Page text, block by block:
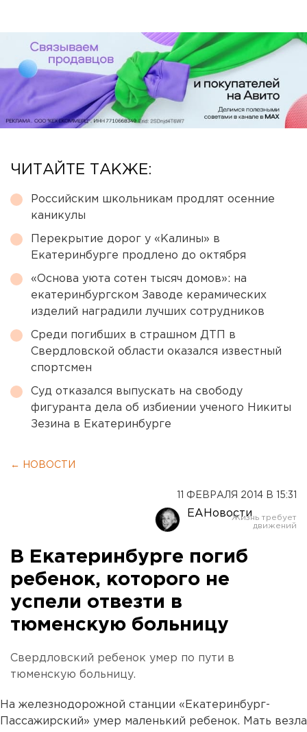
ЧИТАЙТЕ ТАКЖЕ:
Российским школьникам продлят осенние
каникулы
Перекрытие дорог у «Калины» в
Екатеринбурге продлено до октября
«Основа уюта сотен тысяч домов»: на
екатеринбургском Заводе керамических
изделий наградили лучших сотрудников
Среди погибших в страшном ДТП в
Свердловской области оказался известный
спортсмен
Суд отказался выпускать на свободу
фигуранта дела об избиении ученого Никиты
Зезина в Екатеринбурге
← НОВОСТИ
11 ФЕВРАЛЯ 2014 В 15:31
ЕАНовости
В Екатеринбурге погиб
ребенок, которого не
успели отвезти в
тюменскую больницу
Свердловский ребенок умер по пути в
тюменскую больницу.
На железнодорожной станции «Екатеринбург-
Пассажирский» умер маленький ребенок. Мать везла